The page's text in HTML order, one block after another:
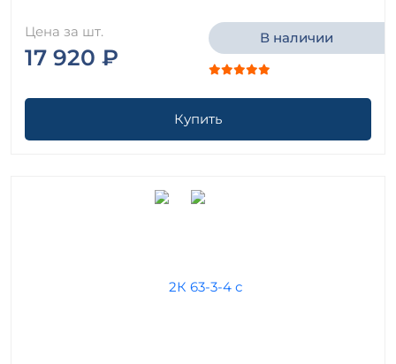
Цена за шт.
17 920 ₽
В наличии
Купить